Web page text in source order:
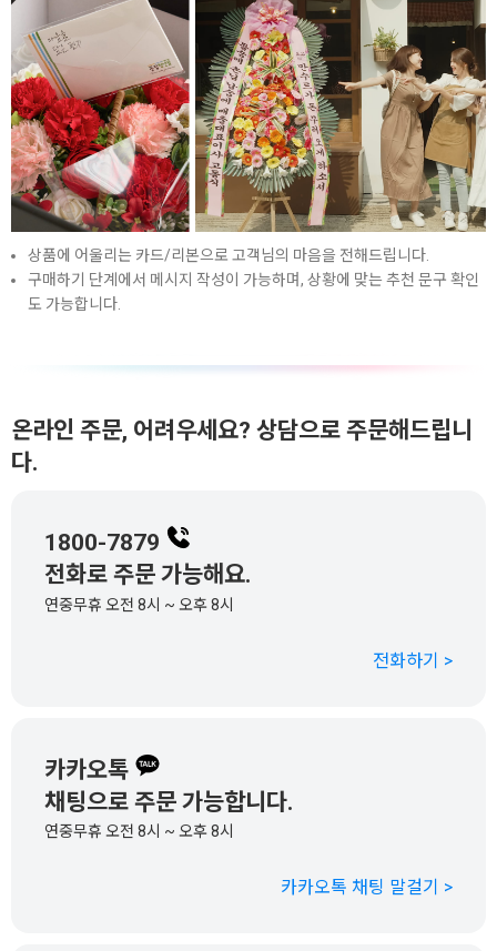
상품에 어울리는 카드/리본으로 고객님의 마음을 전해드립니다.
구매하기 단계에서 메시지 작성이 가능하며, 상황에 맞는 추천 문구 확인
도 가능합니다.
온라인 주문, 어려우세요? 상담으로 주문해드립니
다.
1800-7879
전화로 주문 가능해요.
연중무휴 오전 8시 ~ 오후 8시
전화하기 >
카카오톡
채팅으로 주문 가능합니다.
연중무휴 오전 8시 ~ 오후 8시
카카오톡 채팅 말걸기 >